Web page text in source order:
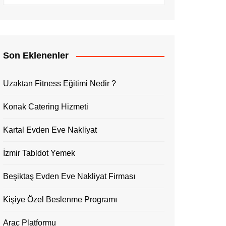
Son Eklenenler
Uzaktan Fitness Eğitimi Nedir ?
Konak Catering Hizmeti
Kartal Evden Eve Nakliyat
İzmir Tabldot Yemek
Beşiktaş Evden Eve Nakliyat Firması
Kişiye Özel Beslenme Programı
Araç Platformu